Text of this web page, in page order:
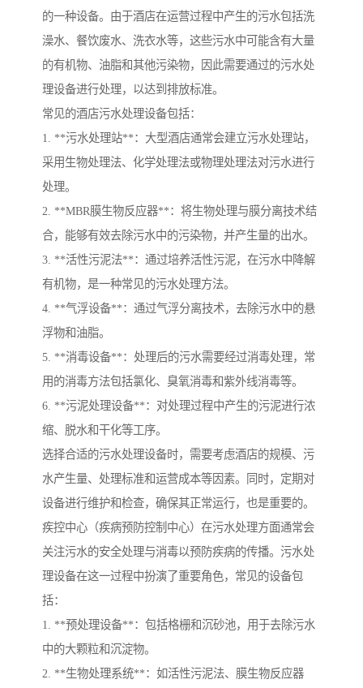
的一种设备。由于酒店在运营过程中产生的污水包括洗
澡水、餐饮废水、洗衣水等，这些污水中可能含有大量
的有机物、油脂和其他污染物，因此需要通过的污水处
理设备进行处理，以达到排放标准。
常见的酒店污水处理设备包括：
1. **污水处理站**：大型酒店通常会建立污水处理站，
采用生物处理法、化学处理法或物理处理法对污水进行
处理。
2. **MBR膜生物反应器**：将生物处理与膜分离技术结
合，能够有效去除污水中的污染物，并产生量的出水。
3. **活性污泥法**：通过培养活性污泥，在污水中降解
有机物，是一种常见的污水处理方法。
4. **气浮设备**：通过气浮分离技术，去除污水中的悬
浮物和油脂。
5. **消毒设备**：处理后的污水需要经过消毒处理，常
用的消毒方法包括氯化、臭氧消毒和紫外线消毒等。
6. **污泥处理设备**：对处理过程中产生的污泥进行浓
缩、脱水和干化等工序。
选择合适的污水处理设备时，需要考虑酒店的规模、污
水产生量、处理标准和运营成本等因素。同时，定期对
设备进行维护和检查，确保其正常运行，也是重要的。
疾控中心（疾病预防控制中心）在污水处理方面通常会
关注污水的安全处理与消毒以预防疾病的传播。污水处
理设备在这一过程中扮演了重要角色，常见的设备包
括：
1. **预处理设备**：包括格栅和沉砂池，用于去除污水
中的大颗粒和沉淀物。
2. **生物处理系统**：如活性污泥法、膜生物反应器